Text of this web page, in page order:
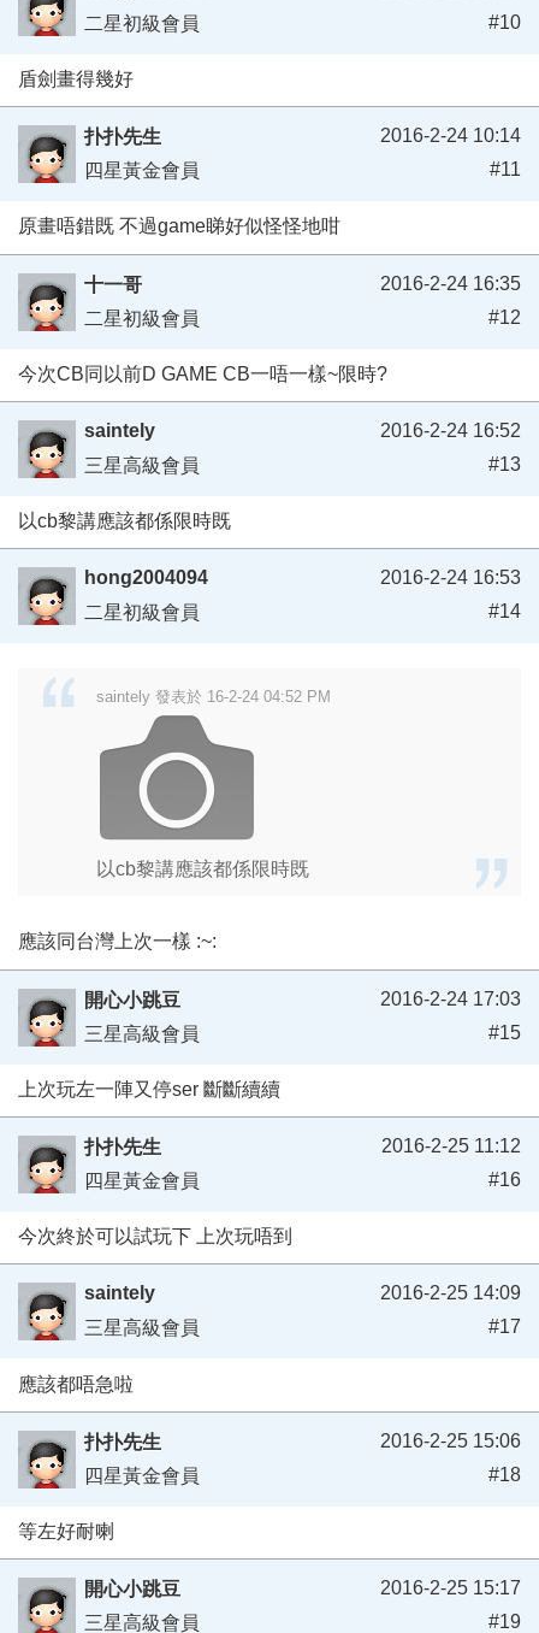
二星初級會員
#10
盾劍畫得幾好
扑扑先生
四星黃金會員
2016-2-24 10:14
#11
原畫唔錯既 不過game睇好似怪怪地咁
十一哥
二星初級會員
2016-2-24 16:35
#12
今次CB同以前D GAME CB一唔一樣~限時?
saintely
三星高級會員
2016-2-24 16:52
#13
以cb黎講應該都係限時既
hong2004094
二星初級會員
2016-2-24 16:53
#14
saintely 發表於 16-2-24 04:52 PM
以cb黎講應該都係限時既
應該同台灣上次一樣 :~:
開心小跳豆
三星高級會員
2016-2-24 17:03
#15
上次玩左一陣又停ser 斷斷續續
扑扑先生
四星黃金會員
2016-2-25 11:12
#16
今次終於可以試玩下 上次玩唔到
saintely
三星高級會員
2016-2-25 14:09
#17
應該都唔急啦
扑扑先生
四星黃金會員
2016-2-25 15:06
#18
等左好耐喇
開心小跳豆
三星高級會員
2016-2-25 15:17
#19